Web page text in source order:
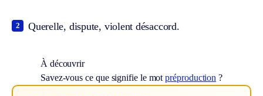
Querelle, dispute, violent désaccord.
2
À découvrir
Savez-vous ce que signifie le motpréproduction ?